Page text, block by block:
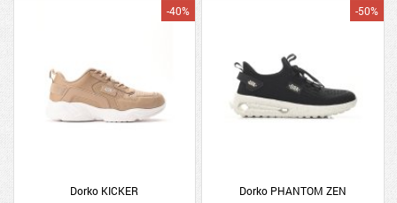
Dorko KICKER
-40%
Dorko PHANTOM ZEN
-50%